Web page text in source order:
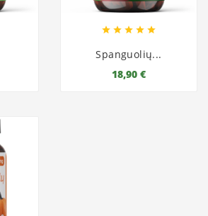
    
Spanguolių...
18,90 €